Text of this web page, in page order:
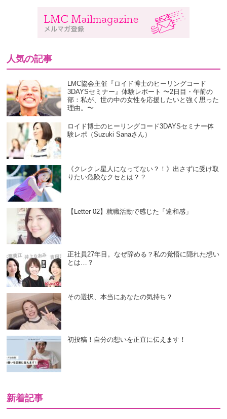
人気の記事
LMC協会主催『ロイド博士のヒーリングコード
3DAYSセミナー』体験レポート 〜2日目・午前の
部：私が、世の中の女性を応援したいと強く思った
理由。〜
ロイド博士のヒーリングコード3DAYSセミナー体
験レポ（Suzuki Sanaさん）
《クレクレ星人になってない？！》出さずに受け取
りたい危険なクセとは？？
【Letter 02】就職活動で感じた「違和感」
正社員27年目。なぜ辞める？私の覚悟に隠れた想い
とは…？
その選択、本当にあなたの気持ち？
初投稿！自分の想いを正直に伝えます！
新着記事